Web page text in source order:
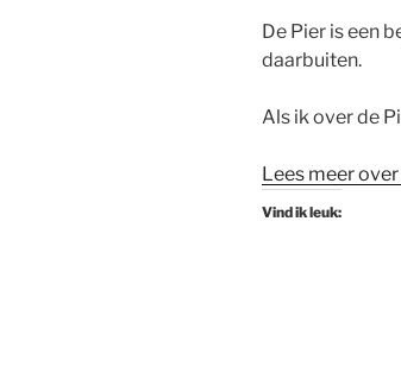
De Pier is een
daarbuiten.
Als ik over de
Lees meer
Vind ik leuk: